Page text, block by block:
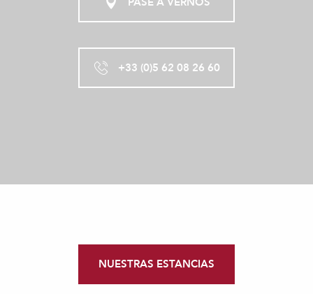
+33 (0)5 62 08 26 60
NUESTRAS ESTANCIAS